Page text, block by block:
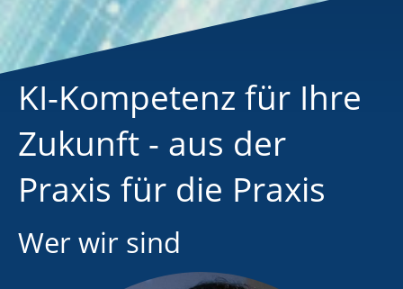
KI-Kompetenz für Ihre
Zukunft - aus der
Praxis für die Praxis
Wer wir sind